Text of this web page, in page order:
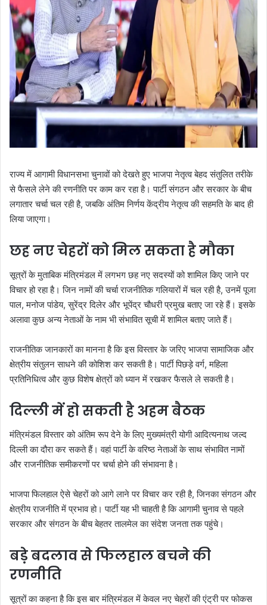
राज्य में आगामी विधानसभा चुनावों को देखते हुए भाजपा नेतृत्व बेहद संतुलित तरीके
से फैसले लेने की रणनीति पर काम कर रहा है। पार्टी संगठन और सरकार के बीच
लगातार चर्चा चल रही है, जबकि अंतिम निर्णय केंद्रीय नेतृत्व की सहमति के बाद ही
लिया जाएगा।
छह नए चेहरों को मिल सकता है मौका
सूत्रों के मुताबिक मंत्रिमंडल में लगभग छह नए सदस्यों को शामिल किए जाने पर
विचार हो रहा है। जिन नामों की चर्चा राजनीतिक गलियारों में चल रही है, उनमें पूजा
पाल, मनोज पांडेय, सुरेंद्र दिलेर और भूपेंद्र चौधरी प्रमुख बताए जा रहे हैं। इसके
अलावा कुछ अन्य नेताओं के नाम भी संभावित सूची में शामिल बताए जाते हैं।
राजनीतिक जानकारों का मानना है कि इस विस्तार के जरिए भाजपा सामाजिक और
क्षेत्रीय संतुलन साधने की कोशिश कर सकती है। पार्टी पिछड़े वर्ग, महिला
प्रतिनिधित्व और कुछ विशेष क्षेत्रों को ध्यान में रखकर फैसले ले सकती है।
दिल्ली में हो सकती है अहम बैठक
मंत्रिमंडल विस्तार को अंतिम रूप देने के लिए मुख्यमंत्री योगी आदित्यनाथ जल्द
दिल्ली का दौरा कर सकते हैं। वहां पार्टी के वरिष्ठ नेताओं के साथ संभावित नामों
और राजनीतिक समीकरणों पर चर्चा होने की संभावना है।
भाजपा फिलहाल ऐसे चेहरों को आगे लाने पर विचार कर रही है, जिनका संगठन और
क्षेत्रीय राजनीति में प्रभाव हो। पार्टी यह भी चाहती है कि आगामी चुनाव से पहले
सरकार और संगठन के बीच बेहतर तालमेल का संदेश जनता तक पहुंचे।
बड़े बदलाव से फिलहाल बचने की
रणनीति
सूत्रों का कहना है कि इस बार मंत्रिमंडल में केवल नए चेहरों की एंट्री पर फोकस